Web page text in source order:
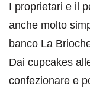
I proprietari e il
anche molto
banco La
Dai cupcakes
confezionare e